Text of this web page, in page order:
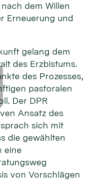
dem Willen
Erneuerung und
gelang dem
des Erzbistums.
des Prozesses,
pastoralen
Der DPR
Ansatz des
sich mit
die gewählten
eine
von Vorschlägen